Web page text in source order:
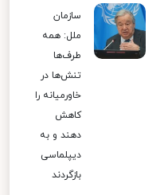
سازمان
ملل: همه
طرف‌ها
تنش‌ها در
خاورمیانه را
کاهش
دهند و به
دیپلماسی
بازگردند